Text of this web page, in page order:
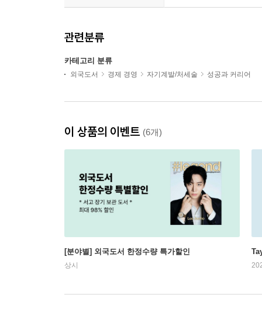
관련분류
카테고리 분류
외국도서 경제 경영 자기계발/처세술 성공과 커리어
이 상품의 이벤트 (6개)
[분야별] 외국도서 한정수량 특가할인
상시